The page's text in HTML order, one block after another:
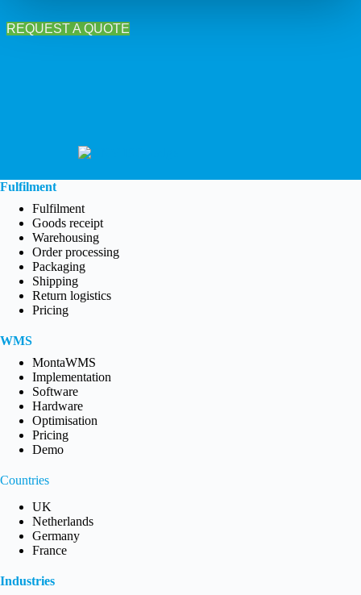
REQUEST A QUOTE
Fulfilment
Fulfilment
Goods receipt
Warehousing
Order processing
Packaging
Shipping
Return logistics
Pricing
WMS
MontaWMS
Implementation
Software
Hardware
Optimisation
Pricing
Demo
Countries
UK
Netherlands
Germany
France
Industries